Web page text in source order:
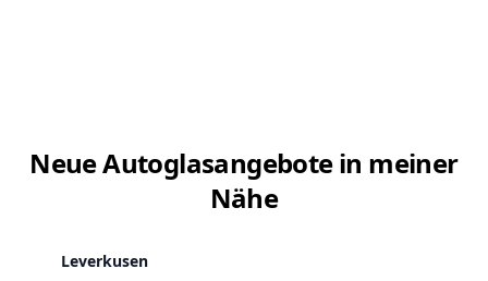
Neue Autoglasangebote in meiner
Nähe
Leverkusen